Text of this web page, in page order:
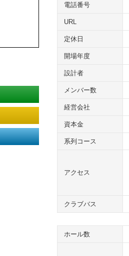
電話番号
URL
定休日
開場年度
設計者
メンバー数
経営会社
資本金
系列コース
アクセス
クラブバス
ホール数